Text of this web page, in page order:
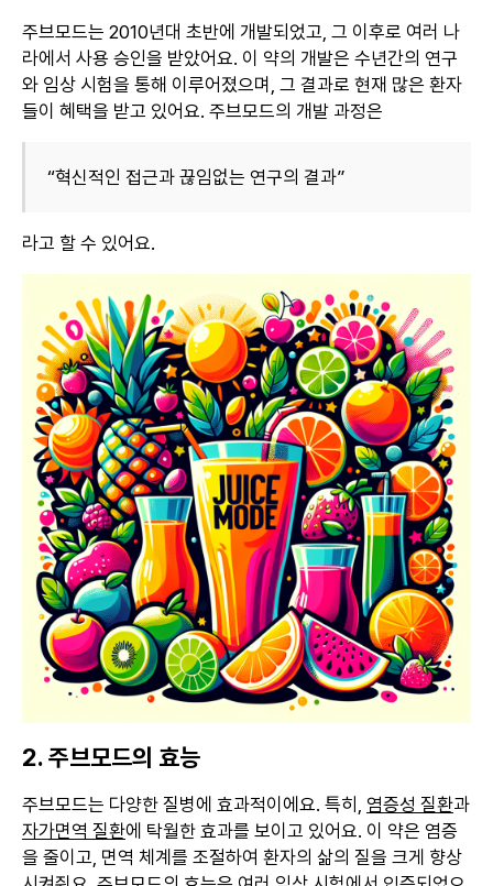
주브모드는 2010년대 초반에 개발되었고, 그 이후로 여러 나
라에서 사용 승인을 받았어요. 이 약의 개발은 수년간의 연구
와 임상 시험을 통해 이루어졌으며, 그 결과로 현재 많은 환자
들이 혜택을 받고 있어요. 주브모드의 개발 과정은
“혁신적인 접근과 끊임없는 연구의 결과”
라고 할 수 있어요.
2. 주브모드의 효능
주브모드는 다양한 질병에 효과적이에요. 특히, 염증성 질환과
자가면역 질환에 탁월한 효과를 보이고 있어요. 이 약은 염증
을 줄이고, 면역 체계를 조절하여 환자의 삶의 질을 크게 향상